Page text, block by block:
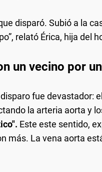
disparó. Subió a la
relató Érica, hija del
un vecino por
fue devastador:
la arteria aorta y
Este este sentido,
más. La vena aorta